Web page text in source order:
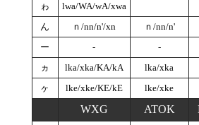
ゎ
lwa/WA/wA/xwa
ん
ｎ/nn/n'/xn
ｎ/nn/n'
ー
-
-
ヵ
lka/xka/KA/kA
lka/xka
ヶ
lke/xke/KE/kE lke/xke
WXG ATOK